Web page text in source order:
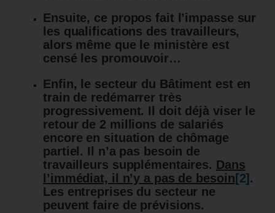
Ensuite, ce propos fait l’impasse sur
les qualifications des travailleurs,
alors même que le ministère est
censé les promouvoir…
Enfin, le secteur du Bâtiment est en
train de redémarrer très
progressivement. Il doit déjà viser le
retour de 2 millions de salariés
encore en situation de chômage
partiel. Il n’a pas besoin de
travailleurs supplémentaires. Dans
l’immédiat, il n’y a pas de besoin [2] .
Les entreprises du secteur ne
peuvent faire de prévisions.